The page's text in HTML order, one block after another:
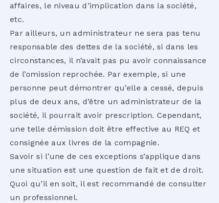
affaires, le niveau d’implication dans la société,
etc.
Par ailleurs, un administrateur ne sera pas tenu
responsable des dettes de la société, si dans les
circonstances, il n’avait pas pu avoir connaissance
de l’omission reprochée. Par exemple, si une
personne peut démontrer qu’elle a cessé, depuis
plus de deux ans, d’être un administrateur de la
société, il pourrait avoir prescription. Cependant,
une telle démission doit être effective au REQ et
consignée aux livres de la compagnie.
Savoir si l’une de ces exceptions s’applique dans
une situation est une question de fait et de droit.
Quoi qu’il en soit, il est recommandé de consulter
un professionnel.